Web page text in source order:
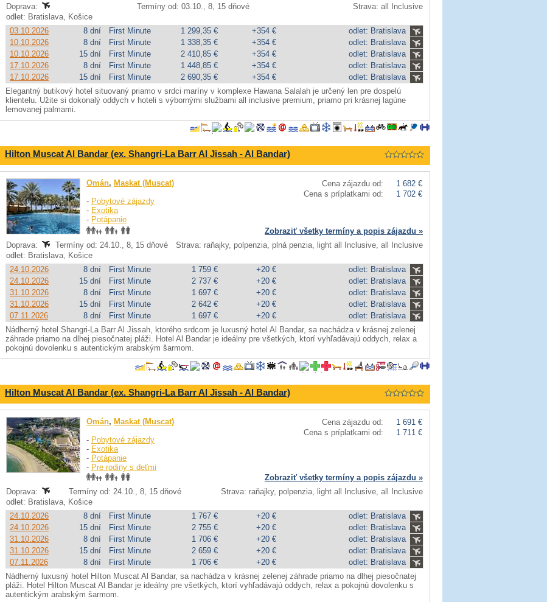
Doprava:
Termíny od: 03.10., 8, 15 dňové
Strava: all Inclusive
odlet: Bratislava, Košice
03.10.2026
8 dní First Minute 1 299,35 € +354 €
odlet: Bratislava
10.10.2026
8 dní First Minute 1 338,35 € +354 €
odlet: Bratislava
10.10.2026
15 dní First Minute 2 410,85 € +354 €
odlet: Bratislava
17.10.2026
8 dní First Minute 1 448,85 € +354 €
odlet: Bratislava
17.10.2026
15 dní First Minute 2 690,35 € +354 €
odlet: Bratislava
Elegantný butikový hotel situovaný priamo v srdci maríny v komplexe Hawana Salalah je určený len pre dospelú
klientelu. Užite si dokonalý oddych v hoteli s výbornými službami all inclusive premium, priamo pri krásnej lagúne
lemovanej palmami.
Hilton Muscat Al Bandar (ex. Shangri-La Barr Al Jissah - Al Bandar)
Cena zájazdu od:
1 682 €
Cena s príplatkami od:
1 702 €
Omán, Maskat (Muscat)
- Pobytové zájazdy
- Exotika
- Potápanie
Zobraziť všetky termíny a popis zájazdu »
Doprava:
Termíny od: 24.10., 8, 15 dňové
Strava: raňajky, polpenzia, plná penzia, light all Inclusive, all Inclusive
odlet: Bratislava, Košice
24.10.2026
8 dní First Minute 1 759 € +20 €
odlet: Bratislava
24.10.2026
15 dní First Minute 2 737 € +20 €
odlet: Bratislava
31.10.2026
8 dní First Minute 1 697 € +20 €
odlet: Bratislava
31.10.2026
15 dní First Minute 2 642 € +20 €
odlet: Bratislava
07.11.2026
8 dní First Minute 1 697 € +20 €
odlet: Bratislava
Nádherný hotel Shangri-La Barr Al Jissah, ktorého srdcom je luxusný hotel Al Bandar, sa nachádza v krásnej zelenej
záhrade priamo na dlhej piesočnatej pláži. Hotel Al Bandar je ideálny pre všetkých, ktorí vyhľadávajú oddych, relax a
pokojnú dovolenku s autentickým arabským šarmom.
Hilton Muscat Al Bandar (ex. Shangri-La Barr Al Jissah - Al Bandar)
Cena zájazdu od:
1 691 €
Cena s príplatkami od:
1 711 €
Omán, Maskat (Muscat)
- Pobytové zájazdy
- Exotika
- Potápanie
- Pre rodiny s deťmi
Zobraziť všetky termíny a popis zájazdu »
Doprava:
Termíny od: 24.10., 8, 15 dňové
Strava: raňajky, polpenzia, light all Inclusive, all Inclusive
odlet: Bratislava, Košice
24.10.2026
8 dní First Minute 1 767 € +20 €
odlet: Bratislava
24.10.2026
15 dní First Minute 2 755 € +20 €
odlet: Bratislava
31.10.2026
8 dní First Minute 1 706 € +20 €
odlet: Bratislava
31.10.2026
15 dní First Minute 2 659 € +20 €
odlet: Bratislava
07.11.2026
8 dní First Minute 1 706 € +20 €
odlet: Bratislava
Nádherný luxusný hotel Hilton Muscat Al Bandar, sa nachádza v krásnej zelenej záhrade priamo na dlhej piesočnatej
pláži. Hotel Hilton Muscat Al Bandar je ideálny pre všetkých, ktorí vyhľadávajú oddych, relax a pokojnú dovolenku s
autentickým arabským šarmom.